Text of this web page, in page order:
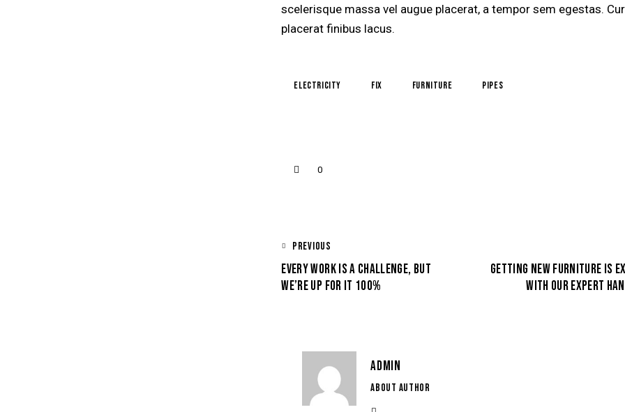
scelerisque massa vel augue placerat, a tempor sem egestas.
placerat finibus lacus.
electricity fix furniture pipes
0
PREVIOUS
EVERY WORK IS A CHALLENGE, BUT
WE’RE UP FOR IT 100%
GETTING NEW FURNITURE IS
WITH OUR EXPERT
ADMIN
ABOUT AUTHOR